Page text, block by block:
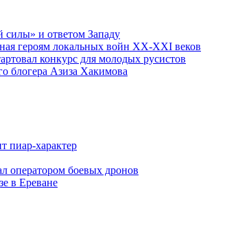
силы» и ответом Западу
героям локальных войн XX-XXI веков
конкурс для молодых русистов
блогера Азиза Хакимова
пиар-характер
оператором боевых дронов
в Ереване